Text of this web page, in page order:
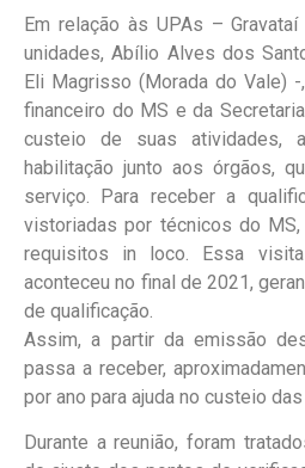
Em relação às UPAs –
unidades, Abílio Alves dos
Eli Magrisso (Morada do Vale)
financeiro do MS e da
custeio de suas atividades,
habilitação junto aos órgãos,
serviço. Para receber a
vistoriadas por técnicos do
requisitos in loco. Essa
aconteceu no final de 2021,
de qualificação.
Assim, a partir da emissão
passa a receber,
por ano para ajuda no custeio das
Durante a reunião, foram